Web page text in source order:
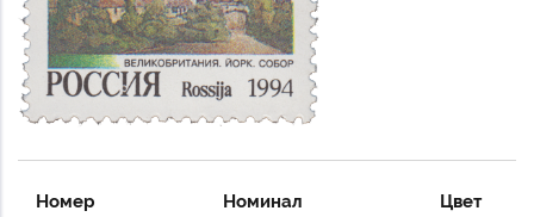
Номер Номинал Цвет